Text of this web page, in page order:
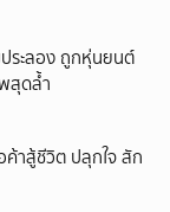
ระลอง ถูกหุ่นยนต์
สุดล้ำ
ค้าสู้ชีวิต ปลุกใจ สัก